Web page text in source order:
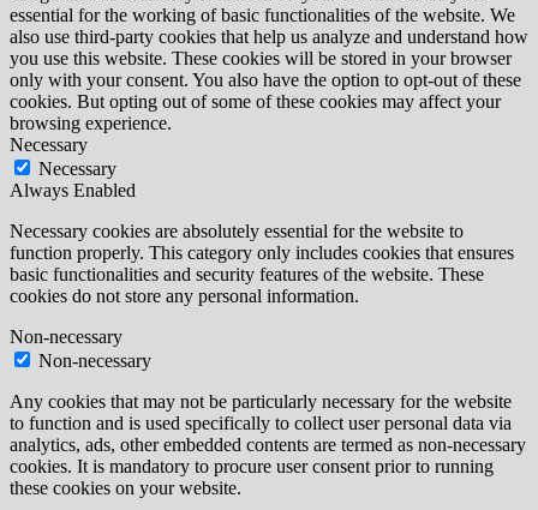
essential for the working of basic functionalities of the website. We
also use third-party cookies that help us analyze and understand how
you use this website. These cookies will be stored in your browser
only with your consent. You also have the option to opt-out of these
cookies. But opting out of some of these cookies may affect your
browsing experience.
Necessary
Necessary
Always Enabled
Necessary cookies are absolutely essential for the website to
function properly. This category only includes cookies that ensures
basic functionalities and security features of the website. These
cookies do not store any personal information.
Non-necessary
Non-necessary
Any cookies that may not be particularly necessary for the website
to function and is used specifically to collect user personal data via
analytics, ads, other embedded contents are termed as non-necessary
cookies. It is mandatory to procure user consent prior to running
these cookies on your website.